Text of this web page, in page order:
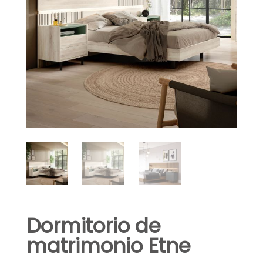
Dormitorio de
matrimonio Etne